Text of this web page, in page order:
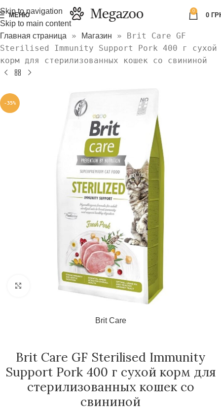
Skip to navigation
Skip to main content
МЕНЮ
0
0
Главная страница » Магазин » Brit Care GF
Sterilised Immunity Support Pork 400 г сухой
корм для стерилизованных кошек со свининой
-35%
Нажмите, чтобы увеличить
Brit Care
Brit Care GF Sterilised Immunity
Support Pork 400 г сухой корм для
стерилизованных кошек со
свининой